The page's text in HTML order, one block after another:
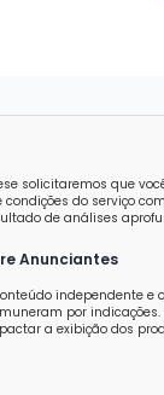
solicitaremos que
condições do serviço
de análises
Anunciantes
independente
por
a exibição dos